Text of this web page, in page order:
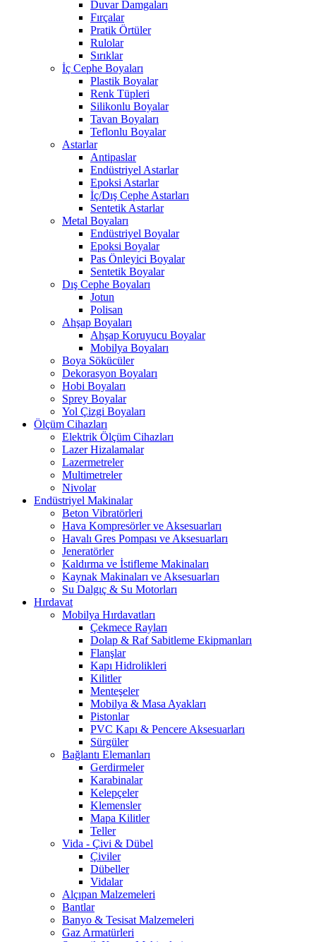
Duvar Damgaları
Fırçalar
Pratik Örtüler
Rulolar
Sırıklar
İç Cephe Boyaları
Plastik Boyalar
Renk Tüpleri
Silikonlu Boyalar
Tavan Boyaları
Teflonlu Boyalar
Astarlar
Antipaslar
Endüstriyel Astarlar
Epoksi Astarlar
İç/Dış Cephe Astarları
Sentetik Astarlar
Metal Boyaları
Endüstriyel Boyalar
Epoksi Boyalar
Pas Önleyici Boyalar
Sentetik Boyalar
Dış Cephe Boyaları
Jotun
Polisan
Ahşap Boyaları
Ahşap Koruyucu Boyalar
Mobilya Boyaları
Boya Sökücüler
Dekorasyon Boyaları
Hobi Boyaları
Sprey Boyalar
Yol Çizgi Boyaları
Ölçüm Cihazları
Elektrik Ölçüm Cihazları
Lazer Hizalamalar
Lazermetreler
Multimetreler
Nivolar
Endüstriyel Makinalar
Beton Vibratörleri
Hava Kompresörler ve Aksesuarları
Havalı Gres Pompası ve Aksesuarları
Jeneratörler
Kaldırma ve İstifleme Makinaları
Kaynak Makinaları ve Aksesuarları
Su Dalgıç & Su Motorları
Hırdavat
Mobilya Hırdavatları
Çekmece Rayları
Dolap & Raf Sabitleme Ekipmanları
Flanşlar
Kapı Hidrolikleri
Kilitler
Menteşeler
Mobilya & Masa Ayakları
Pistonlar
PVC Kapı & Pencere Aksesuarları
Sürgüler
Bağlantı Elemanları
Gerdirmeler
Karabinalar
Kelepçeler
Klemensler
Mapa Kilitler
Teller
Vida - Çivi & Dübel
Çiviler
Dübeller
Vidalar
Alçıpan Malzemeleri
Bantlar
Banyo & Tesisat Malzemeleri
Gaz Armatürleri